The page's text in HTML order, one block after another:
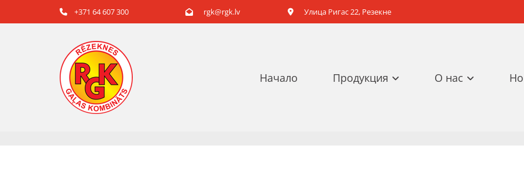
 +371 64 607 300  rgk@rgk.lv  Улица Ригас 22, Резекне
Начало Продукция О нас